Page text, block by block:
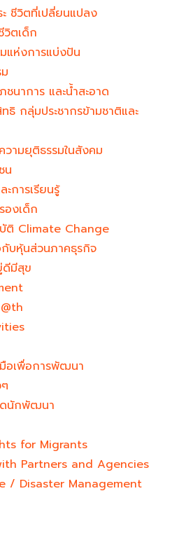
ชีวิตที่เปลี่ยนแปลง
วิตเด็ก
แห่งการแบ่งปัน
นาการ และน้ำสะอาด
ธิ กลุ่มประชากรข้ามชาติและ
ามยุติธรรมในสังคม
น
การเรียนรู้
องเด็ก
ติ Climate Change
บหุ้นส่วนภาคธุรกิจ
ดีมีสุข
อเพื่อการพัฒนา
นักพัฒนา
for Migrants
Partners and Agencies
/ Disaster Management